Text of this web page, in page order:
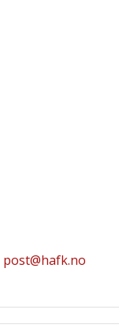
post@hafk.no